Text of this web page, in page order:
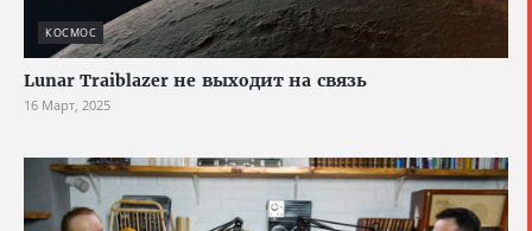
КОСМОС
Lunar Traiblazer не выходит на связь
16 Март, 2025